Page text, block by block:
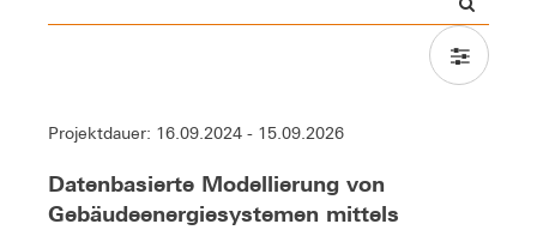
Projektdauer: 16.09.2024 - 15.09.2026
Datenbasierte Modellierung von
Gebäudeenergiesystemen mittels